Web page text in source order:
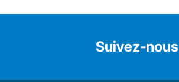
Suivez-nous